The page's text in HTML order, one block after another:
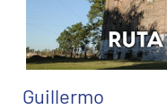
Guillermo